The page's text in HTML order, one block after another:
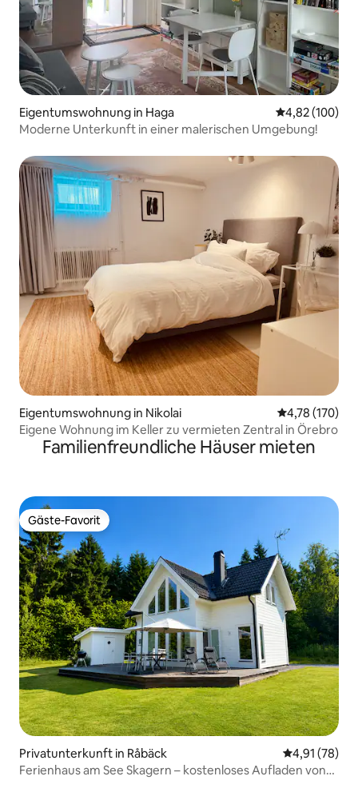
Eigentumswohnung in Haga
4,82 (100)
Moderne Unterkunft in einer malerischen Umgebung!
Eigentumswohnung in Nikolai
4,78 (170)
Eigene Wohnung im Keller zu vermieten Zentral in Örebro
Familienfreundliche Häuser mieten
Gäste-Favorit
Gäste-Favorit
Privatunterkunft in Råbäck
4,91 (78)
Ferienhaus am See Skagern – kostenloses Aufladen von